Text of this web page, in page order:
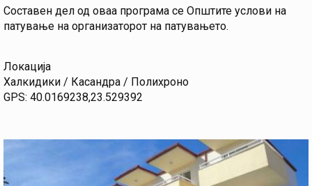
Составен дел од оваа програма се Општите услови на
патување на организаторот на патувањето.
Локација
Халкидики / Касандра / Полихроно
GPS: 40.0169238,23.529392